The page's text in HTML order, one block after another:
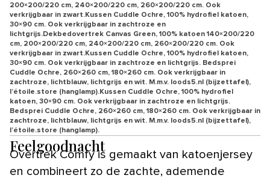
200×200/220 cm, 240×200/220 cm, 260×200/220 cm. Ook
verkrijgbaar in zwart.Kussen Cuddle Ochre, 100% hydrofiel katoen,
30×90 cm. Ook verkrijgbaar in zachtroze en
lichtgrijs.Dekbedovertrek Canvas Green, 100% katoen 140×200/220
cm, 200×200/220 cm, 240×200/220 cm, 260×200/220 cm. Ook
verkrijgbaar in zwart.Kussen Cuddle Ochre, 100% hydrofiel katoen,
30×90 cm. Ook verkrijgbaar in zachtroze en lichtgrijs. Bedsprei
Cuddle Ochre, 260×260 cm, 180×260 cm. Ook verkrijgbaar in
zachtroze, lichtblauw, lichtgrijs en wit. M.m.v. loods5.nl (bijzettafel),
l’étoile.store (hanglamp).Kussen Cuddle Ochre, 100% hydrofiel
katoen, 30×90 cm. Ook verkrijgbaar in zachtroze en lichtgrijs.
Bedsprei Cuddle Ochre, 260×260 cm, 180×260 cm. Ook verkrijgbaar in
zachtroze, lichtblauw, lichtgrijs en wit. M.m.v. loods5.nl (bijzettafel),
l’étoile.store (hanglamp).
Feelgoodnacht
Overtrek Comfy is gemaakt van katoenjersey
en combineert zo de zachte, ademende